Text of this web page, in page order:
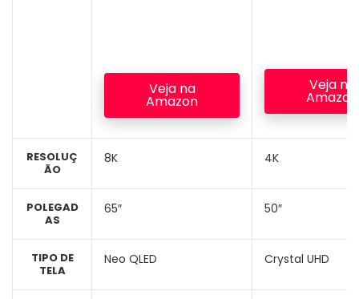
RESOLUÇ
ÃO
POLEGAD
AS
TIPO DE
TELA
Veja na
Amazon
8K
65″
Neo QLED
Veja na
Amazon
4K
50″
Crystal UHD